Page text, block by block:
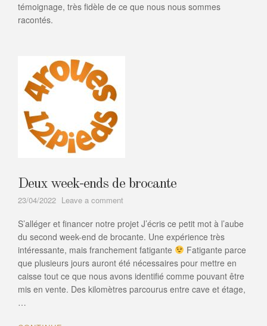
4roues12pieds
témoignage, très fidèle de ce que nous nous sommes
racontés.
Deux week-ends de brocante
23/04/2022 Leave a comment
week-
ends
de
brocante
S’alléger et financer notre projet J’écris ce petit mot à l’aube
du second week-end de brocante. Une expérience très
intéressante, mais franchement fatigante
Fatigante parce
que plusieurs jours auront été nécessaires pour mettre en
caisse tout ce que nous avons identifié comme pouvant être
mis en vente. Des kilomètres parcourus entre cave et étage,
…